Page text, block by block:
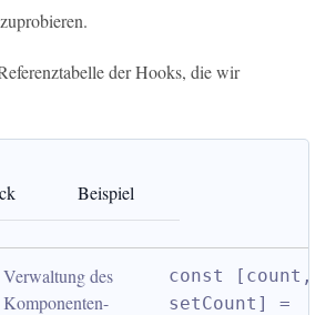
der Hooks, die wir
Beispiel
Verwaltung des
Komponenten-
const [count,
setCount] =